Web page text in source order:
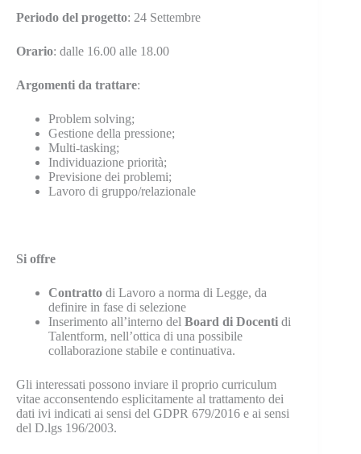
Periodo del progetto: 24 Settembre
Orario: dalle 16.00 alle 18.00
Argomenti da trattare:
Problem solving;
Gestione della pressione;
Multi-tasking;
Individuazione priorità;
Previsione dei problemi;
Lavoro di gruppo/relazionale
Si offre
Contratto di Lavoro a norma di Legge, da
definire in fase di selezione
Inserimento all’interno del Board di Docenti di
Talentform, nell’ottica di una possibile
collaborazione stabile e continuativa.
Gli interessati possono inviare il proprio curriculum
vitae acconsentendo esplicitamente al trattamento dei
dati ivi indicati ai sensi del GDPR 679/2016 e ai sensi
del D.lgs 196/2003.